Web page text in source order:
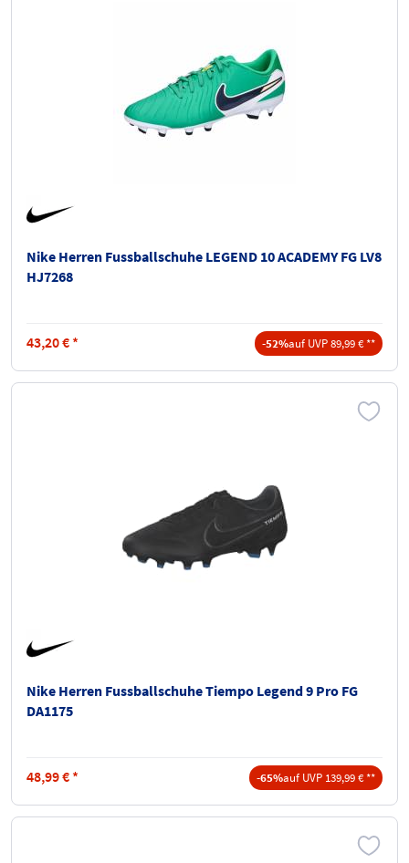
Nike Herren Fussballschuhe LEGEND 10 ACADEMY FG LV8
HJ7268
43,20€ * -52%auf UVP 89,99 € **
Nike Herren Fussballschuhe Tiempo Legend 9 Pro FG
DA1175
48,99€ * -65%auf UVP 139,99 € **